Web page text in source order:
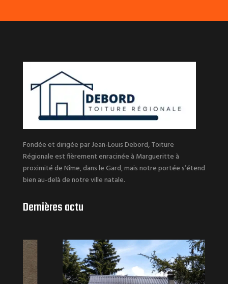
Fondée et dirigée par Jean-Louis Debord, Toiture
Régionale est fièrement enracinée à Margueritte à
proximité de Nîme, dans le Gard, mais notre portée s’étend
bien au-delà de notre ville natale.
Dernières actu